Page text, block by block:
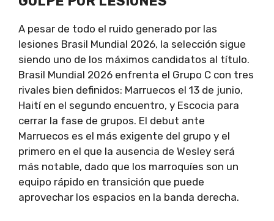
A pesar de todo el ruido generado por las
lesiones Brasil Mundial 2026, la selección sigue
siendo uno de los máximos candidatos al título.
Brasil Mundial 2026 enfrenta el Grupo C con tres
rivales bien definidos: Marruecos el 13 de junio,
Haití en el segundo encuentro, y Escocia para
cerrar la fase de grupos. El debut ante
Marruecos es el más exigente del grupo y el
primero en el que la ausencia de Wesley será
más notable, dado que los marroquíes son un
equipo rápido en transición que puede
aprovechar los espacios en la banda derecha.